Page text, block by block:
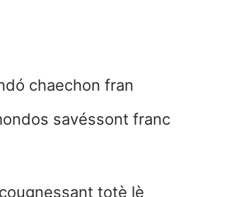
chaechon fran
savéssont franc
totè lè